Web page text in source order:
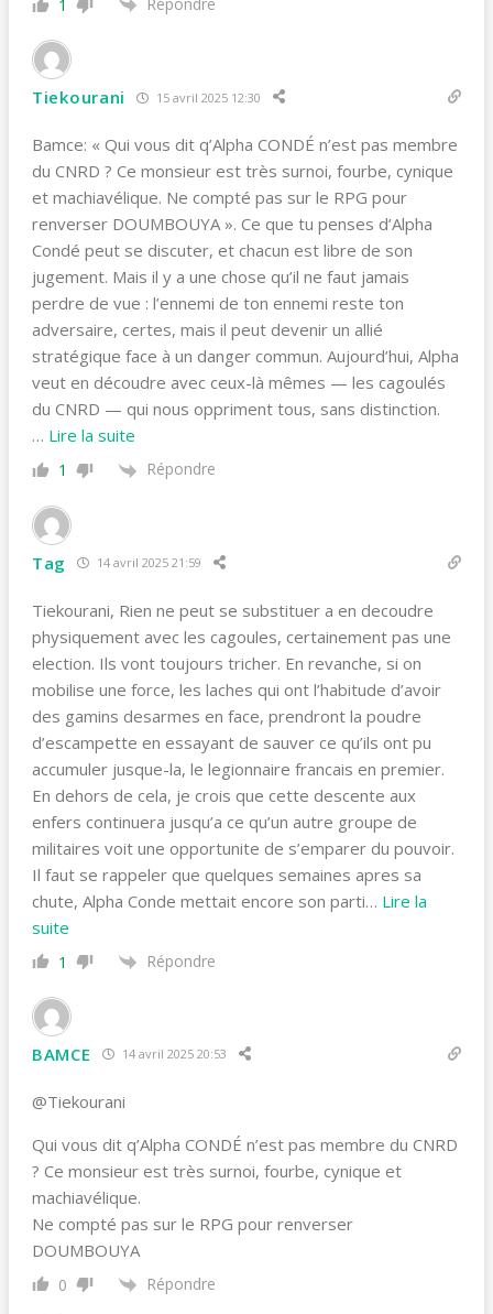
1
Tiekourani 15 avril 2025 12:30
Bamce: « Qui vous dit q’Alpha CONDÉ n’est pas membre
du CNRD ? Ce monsieur est très surnoi, fourbe, cynique
et machiavélique. Ne compté pas sur le RPG pour
renverser DOUMBOUYA ». Ce que tu penses d’Alpha
Condé peut se discuter, et chacun est libre de son
jugement. Mais il y a une chose qu’il ne faut jamais
perdre de vue : l’ennemi de ton ennemi reste ton
adversaire, certes, mais il peut devenir un allié
stratégique face à un danger commun. Aujourd’hui, Alpha
veut en découdre avec ceux-là mêmes — les cagoulés
du CNRD — qui nous oppriment tous, sans distinction.
… Lire la suite
1 Répondre
Tag 14 avril 2025 21:59
Tiekourani, Rien ne peut se substituer a en decoudre
physiquement avec les cagoules, certainement pas une
election. Ils vont toujours tricher. En revanche, si on
mobilise une force, les laches qui ont l’habitude d’avoir
des gamins desarmes en face, prendront la poudre
d’escampette en essayant de sauver ce qu’ils ont pu
accumuler jusque-la, le legionnaire francais en premier.
En dehors de cela, je crois que cette descente aux
enfers continuera jusqu’a ce qu’un autre groupe de
militaires voit une opportunite de s’emparer du pouvoir.
Il faut se rappeler que quelques semaines apres sa
chute, Alpha Conde mettait encore son parti… Lire la
suite
1 Répondre
BAMCE 14 avril 2025 20:53
@Tiekourani
Qui vous dit q’Alpha CONDÉ n’est pas membre du CNRD
? Ce monsieur est très surnoi, fourbe, cynique et
machiavélique.
Ne compté pas sur le RPG pour renverser
DOUMBOUYA
0 Répondre